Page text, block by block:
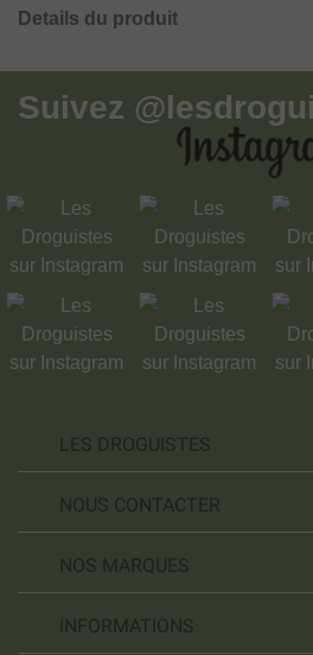
Details du produit
Suivez
LES DROGUISTES
NOUS CONTACTER
NOS MARQUES
INFORMATIONS